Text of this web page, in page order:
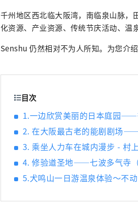
千州地区西北临大阪湾，南临泉山脉
化资源、产业资源、传统节庆活动、温
Senshu 仍然相对不为人所知。为您介
目次
1.一边欣赏美丽的日本庭园
2. 在大阪最古老的能剧剧场
3. 乘坐人力车在城内漫步 - 村
4. 修验道圣地——七波多气寺
5.犬鸣山一日游温泉体验～不动